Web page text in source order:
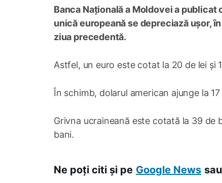
Banca Națională a Moldovei a
unică europeană se depreciază ușor,
ziua precedentă.
Astfel, un euro este cotat la 20 de lei și
În schimb, dolarul american ajunge la
Grivna ucraineană este cotată la 39 de
bani.
Ne poți citi și pe Google News sau